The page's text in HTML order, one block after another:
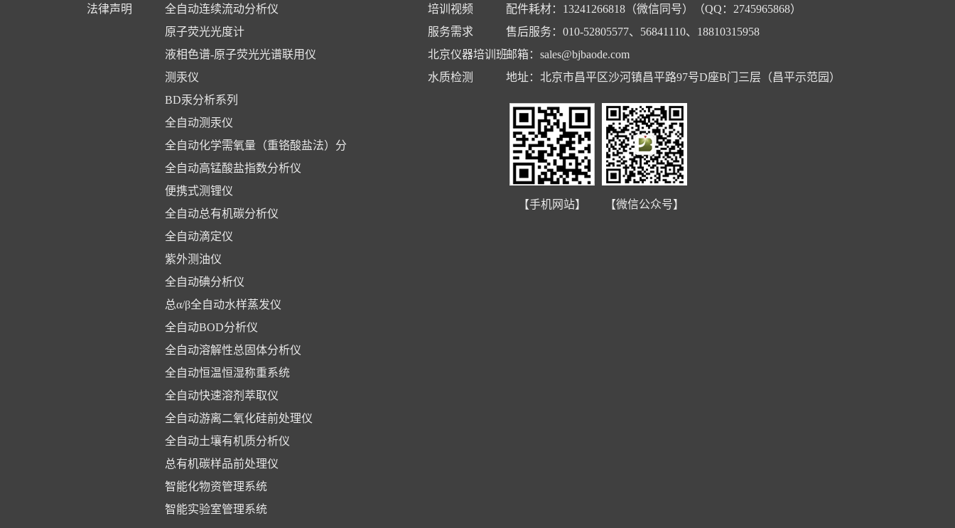
法律声明
全自动连续流动分析仪
原子荧光光度计
液相色谱-原子荧光光谱联用仪
测汞仪
BD汞分析系列
全自动测汞仪
全自动化学需氧量（重铬酸盐法）分
析仪
全自动高锰酸盐指数分析仪
便携式测锂仪
全自动总有机碳分析仪
全自动滴定仪
紫外测油仪
全自动碘分析仪
总α/β全自动水样蒸发仪
全自动BOD分析仪
全自动溶解性总固体分析仪
全自动恒温恒湿称重系统
全自动快速溶剂萃取仪
全自动游离二氧化硅前处理仪
全自动土壤有机质分析仪
总有机碳样品前处理仪
智能化物资管理系统
智能实验室管理系统
培训视频
服务需求
北京仪器培训班
水质检测
配件耗材：13241266818（微信同号）（QQ：2745965868）
售后服务：010-52805577、56841110、18810315958
邮箱： sales@bjbaode.com
地址：北京市昌平区沙河镇昌平路97号D座B门三层（昌平示范园）
【手机网站】 【微信公众号】